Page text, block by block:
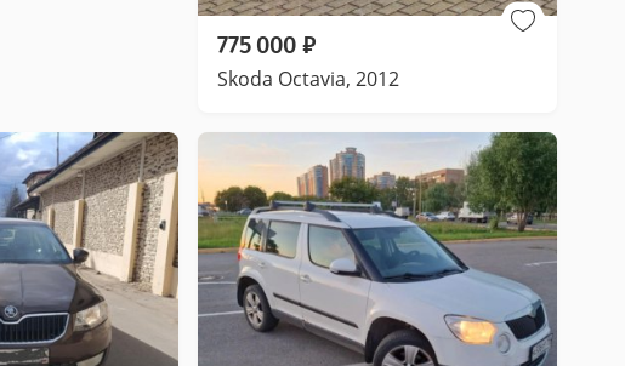
775 000 ₽
Skoda Octavia, 2012